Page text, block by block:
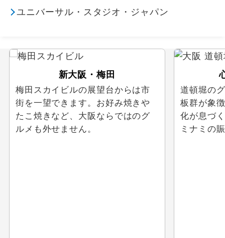
東京ディズニーリゾート®
レジャー施設
スポーツ体験 / 観戦
ゴルフ
ユニバーサル・スタジオ・ジャパン
新大阪・梅田
梅田スカイビルの展望台からは市
街を一望できます。お好み焼きや
たこ焼きなど、大阪ならではのグ
ルメも外せません。
道頓堀の
板群が象
化が息づ
ミナミの